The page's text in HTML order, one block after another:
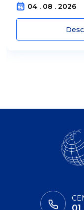
04 . 08 . 2026